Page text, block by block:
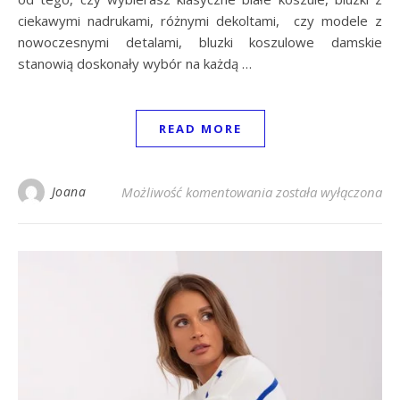
ciekawymi nadrukami, różnymi dekoltami, czy modele z
nowoczesnymi detalami, bluzki koszulowe damskie
stanowią doskonały wybór na każdą …
READ MORE
Joana Możliwość komentowania Modne bluzki
została wyłączona